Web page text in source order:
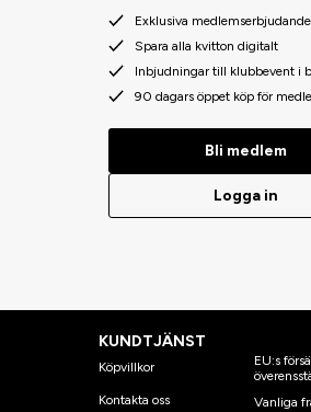
Exklusiva
Spara alla kvitton digitalt
Inbjudningar till klubbevent i
90 dagars öppet köp för
Bli medlem
Logga in
KUNDTJÄNST
Köpvillkor
Kontakta oss
EU:s
Vanliga